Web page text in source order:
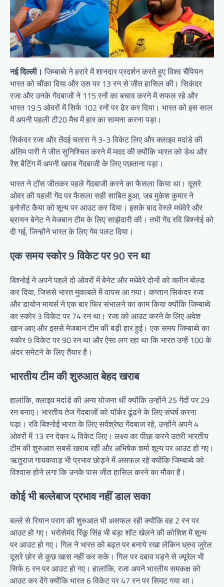
नई दिल्ली। जिम्बाब्वे ने हरारे में शानदार प्रदर्शन करते हुए विश्व चैंपियन
भारत को चौंका दिया और उस पर 13 रन से जीत हासिल की। सिकंदर
रजा और उनके गेंदबाजों ने 115 रनों का बचाव करने में सफल रहे और
भारत 19.5 ओवरों में सिर्फ 102 रनों पर ढेर कर दिया। भारत को इस साल
में अपनी पहली टी20 मैच में हार का सामना करना पड़ा।
सिकंदर रजा और तेंदई चतारा ने 3-3 विकेट लिए और क्लाइव मदांडे की
अंतिम पारी ने जीत सुनिश्चित करने में मदद की क्योंकि भारत को डेथ और
रैश बैटिंग में अपनी खराब गेंदबाजी के लिए पछताना पड़ा।
भारत ने टॉस जीतकर पहले गेंदबाजी करने का फैसला किया था। दूसरे
ओवर की पहली गेंद पर फैसला सही साबित हुआ, जब मुकेश कुमार ने
इनोसेंट कैया को शून्य पर आउट कर दिया। इसके बाद वेस्ले मधेवेरे और
ब्रायन बेनेट ने मेजबान टीम के लिए साझेदारी की। तभी गेंद रवि बिश्नोई को
दी गई, जिन्होंने भारत के लिए गेम पलट दिया।
एक समय स्कोर 9 विकेट पर 90 रन था
बिश्नोई ने अपने पहले दो ओवरों में बेनेट और मधेवेरे दोनों को क्लीन बोल्ड
कर दिया, जिससे भारत मुकाबले में वापस आ गया। कप्तान सिकंदर रजा
और डायोन मायर्स ने एक बार फिर संभालने का काम किया क्योंकि जिम्बाब्वे
का स्कोर 3 विकेट पर 74 रन था। रजा को आउट करने के लिए अवेश
खान आए और इससे मेजबान टीम की बड़ी हार हुई। एक समय जिम्बाब्वे का
स्कोर 9 विकेट पर 90 रन था और ऐसा लग रहा था कि भारत उन्हें 100 के
अंदर समेटने के लिए तैयार है।
भारतीय टीम की शुरुआत बेहद खराब
हालांकि, क्लाइव मदांडे की अन्य योजना थीं क्योंकि उन्होंने 25 गेंदों पर 29
रन बनाए। भारतीय तेज गेंदबाजों को यॉर्कर ढूंढने के लिए संघर्ष करना
पड़ा। रवि बिश्नोई भारत के लिए सर्वश्रेष्ठ गेंदबाज रहे, उन्होंने अपने 4
ओवरों में 13 रन देकर 4 विकेट लिए। लक्ष्य का पीछा करने उतरी भारतीय
टीम की शुरुआत सबसे खराब रही और अभिषेक शर्मा शून्य पर आउट हो गए।
ऋतुराज गायकवाड़ भी प्रभाव छोड़ने में असफल रहे क्योंकि जिम्बाब्वे को
विश्वास होने लगा कि उनके पास जीत हासिल करने का मौका है।
कोई भी बल्लेबाज प्रभाव नहीं डाल सका
बल्ले से रियान पराग की शुरुआत भी असफल रही क्योंकि वह 2 रन पर
आउट हो गए। भरोसेमंद रिंकू सिंह भी बड़ा शॉट खेलने की कोशिश में शून्य
पर आउट हो गए। गिल ने भारत को बढ़त पर बनाये रखा लेकिन ध्रुव जुरेल
दूसरे छोर से कुछ खास नहीं कर सके। गिल पर दबाव पड़ने से ज्यूरेल भी
सिर्फ 6 रन पर आउट हो गए। हालांकि, रजा अपने भारतीय समकक्ष को
आउट कर देंगे क्योंकि भारत 6 विकेट पर 47 रन पर सिमट गया था।